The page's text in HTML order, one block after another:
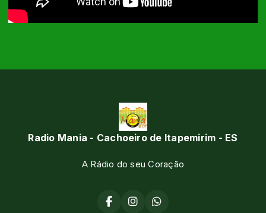
Radio Mania - Cachoeiro de Itapemirim - ES
A Rádio do seu Coração